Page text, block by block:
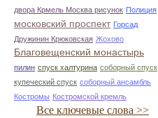
двора Крмель Москва рисунок Полиция
московский проспект Горсад
Дружинин Крюковская Жохово
Благовещенский монастырь
пилин спуск халтурина соборный спуск
купеческий спуск соборный ансамбль
Костромы Костромской кремль
Все ключевые слова >>